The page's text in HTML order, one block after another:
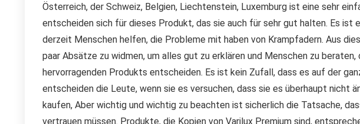
Österreich, der Schweiz, Belgien, Liechtenstein, Luxemburg ist eine sehr
entscheiden sich für dieses Produkt, das sie auch für sehr gut halten. Es ist
derzeit Menschen helfen, die Probleme mit haben von Krampfadern. Aus
paar Absätze zu widmen, um alles gut zu erklären und Menschen zu
hervorragenden Produkts entscheiden. Es ist kein Zufall, dass es auf der
entscheiden die Leute, wenn sie es versuchen, dass sie es überhaupt nicht
kaufen, Aber wichtig und wichtig zu beachten ist sicherlich die Tatsache,
vertrauen müssen. Produkte, die Kopien von Varilux Premium sind,